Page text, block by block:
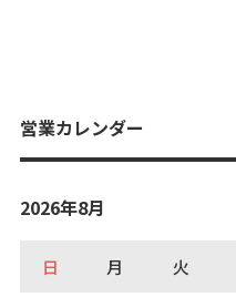
営業カレンダー
2026年8月
日 月 火